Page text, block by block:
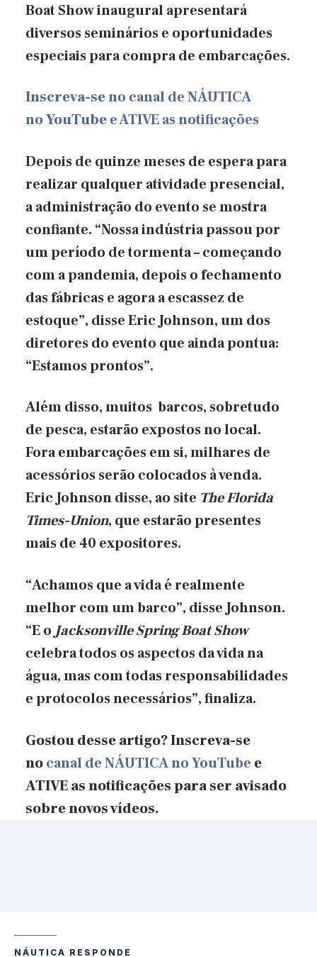
Boat Show inaugural apresentará
diversos seminários e oportunidades
especiais para compra de embarcações.
Inscreva-seno canal de NÁUTICA
noYouTubee ATIVE as notificações
Depois de quinze meses de espera para
realizar qualquer atividade presencial,
a administração do evento se mostra
confiante. “Nossa indústria passou por
um período de tormenta – começando
com a pandemia, depois o fechamento
das fábricas e agora a escassez de
estoque”, disse Eric Johnson, um dos
diretores do evento que ainda pontua:
“Estamos prontos”.
Além disso, muitos barcos, sobretudo
de pesca, estarão expostos no local.
Fora embarcações em si, milhares de
acessórios serão colocados à venda.
Eric Johnson disse, ao site The Florida
Times-Union, que estarão presentes
mais de 40 expositores.
“Achamos que a vida é realmente
melhor com um barco”, disse Johnson.
“E o Jacksonville Spring Boat Show
celebra todos os aspectos da vida na
água, mas com todas responsabilidades
e protocolos necessários”, finaliza.
Gostou desse artigo? Inscreva-se
nocanal de NÁUTICA no YouTube e
ATIVE as notificações para ser avisado
sobre novos vídeos.
NÁUTICA RESPONDE